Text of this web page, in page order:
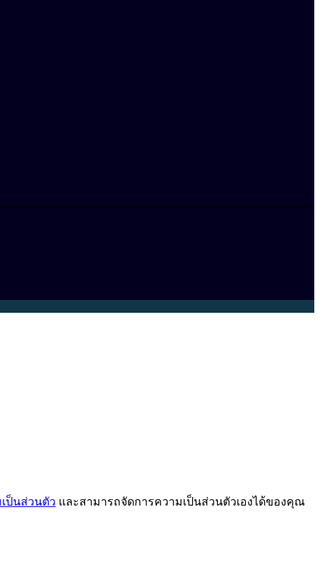
ป็นส่วนตัว และสามารถจัดการความเป็นส่วนตัวเองได้ของคุณ